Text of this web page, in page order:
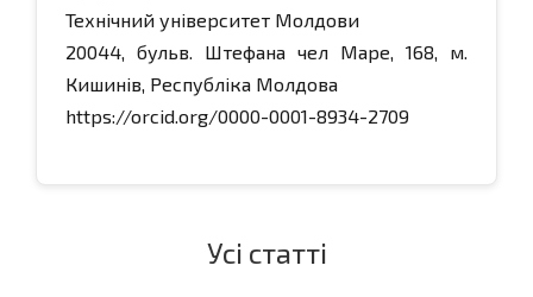
Технічний університет Молдови
20044, бульв. Штефана чел Маре, 168, м.
Кишинів, Республіка Молдова
https://orcid.org/0000-0001-8934-2709
Усі статті